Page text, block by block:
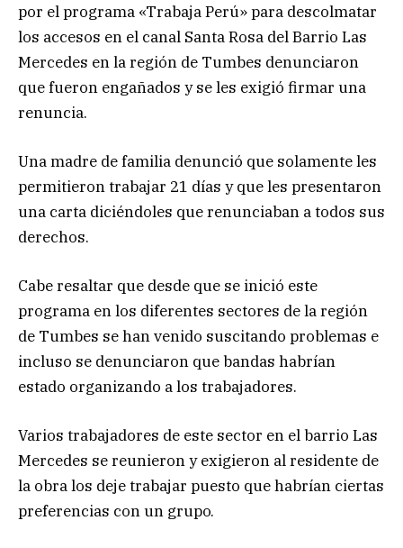
por el programa «Trabaja Perú» para descolmatar
los accesos en el canal Santa Rosa del Barrio Las
Mercedes en la región de Tumbes denunciaron
que fueron engañados y se les exigió firmar una
renuncia.
Una madre de familia denunció que solamente les
permitieron trabajar 21 días y que les presentaron
una carta diciéndoles que renunciaban a todos sus
derechos.
Cabe resaltar que desde que se inició este
programa en los diferentes sectores de la región
de Tumbes se han venido suscitando problemas e
incluso se denunciaron que bandas habrían
estado organizando a los trabajadores.
Varios trabajadores de este sector en el barrio Las
Mercedes se reunieron y exigieron al residente de
la obra los deje trabajar puesto que habrían ciertas
preferencias con un grupo.